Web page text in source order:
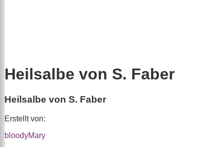
Heilsalbe von S. Faber
Heilsalbe von S. Faber
Erstellt von:
bloodyMary